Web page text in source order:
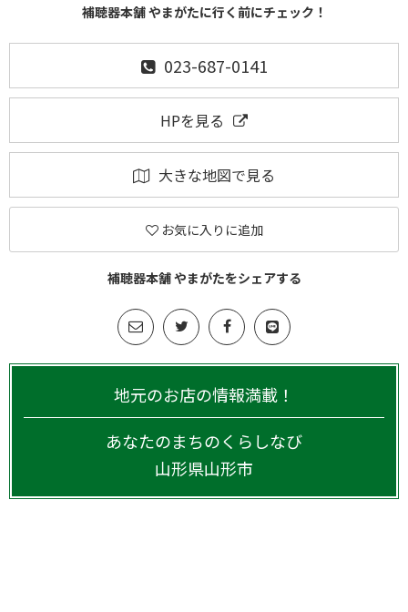
補聴器本舗 やまがたに行く前にチェック！
023-687-0141
HPを見る
大きな地図で見る
お気に入りに追加
補聴器本舗 やまがたをシェアする
地元のお店の情報満載！
あなたのまちのくらしなび
山形県山形市